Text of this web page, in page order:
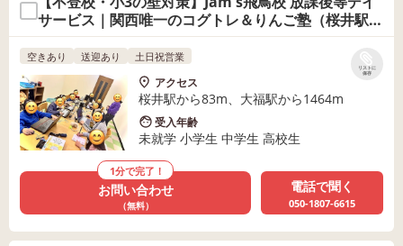
サービス｜関西唯一のコグトレ＆りんご塾（桜井駅徒
歩1分）
リストに
保存
空きあり 送迎あり 土日祝営業
アクセス
桜井駅から83m、大福駅から1464m
受入年齢
未就学 小学生 中学生 高校生
1分で完了！
お問い合わせ
（無料）
電話で聞く
050-1807-6615